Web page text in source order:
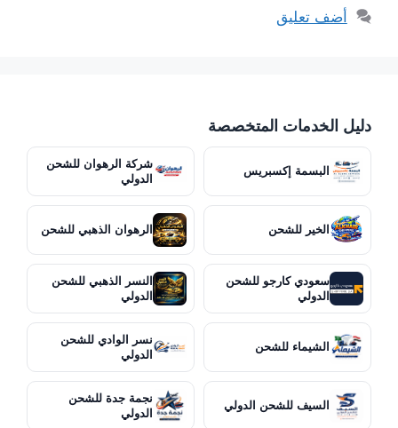
أضف تعليق
دليل الخدمات المتخصصة
البسمة إكسبريس
شركة الرهوان للشحن
الدولي
الخير للشحن الرهوان الذهبي للشحن
سعودي كارجو للشحن
الدولي
النسر الذهبي للشحن
الدولي
الشيماء للشحن
نسر الوادي للشحن
الدولي
السيف للشحن الدولي
نجمة جدة للشحن
الدولي